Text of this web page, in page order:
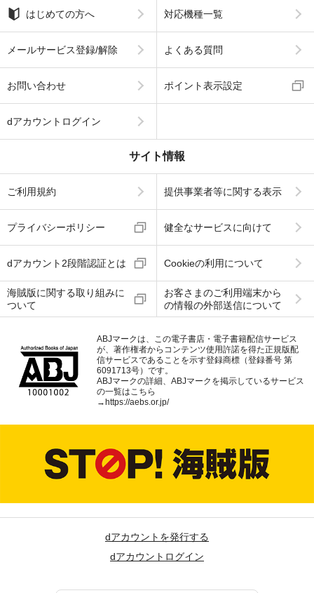
はじめての方へ 対応機種一覧
メールサービス登録/解除 よくある質問
お問い合わせ ポイント表示設定
dアカウントログイン
サイト情報
ご利用規約 提供事業者等に関する表示
プライバシーポリシー 健全なサービスに向けて
dアカウント2段階認証とは Cookieの利用について
海賊版に関する取り組みに
ついて
お客さまのご利用端末から
の情報の外部送信について
ABJマークは、この電子書店・電子書籍配信サービス
が、著作権者からコンテンツ使用許諾を得た正規版配
信サービスであることを示す登録商標（登録番号 第
6091713号）です。
ABJマークの詳細、ABJマークを掲示しているサービス
の一覧はこちら
→ https://aebs.or.jp/
dアカウントを発行する
dアカウントログイン